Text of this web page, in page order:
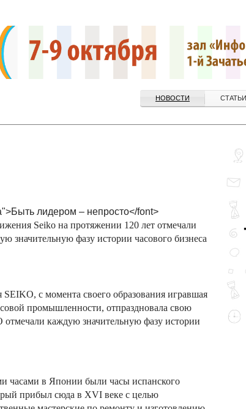
НОВОСТИ СТАТЬИ
лидером – непросто</font>
Seiko на протяжении 120 лет отмечали
значительную фазу истории часового бизнеса
с момента своего образования игравшая
промышленности, отпраздновала свою
каждую значительную фазу истории
часами в Японии были часы испанского
прибыл сюда в XVI веке с целью